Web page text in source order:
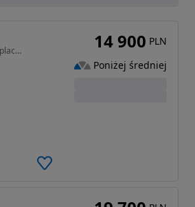
1364 cm3 • 140 KM • Z Niemiec ! Klima ! Podgrzewane fotele ! Alu !Parktroniki ! Oplacona 14 900 PLN
Poniżej średniej